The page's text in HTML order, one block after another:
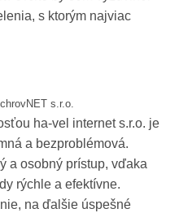
s ktorým najviac
s.r.o.
ha-vel internet s.r.o. je
a bezproblémová.
a osobný prístup, vďaka
rýchle a efektívne.
na ďalšie úspešné